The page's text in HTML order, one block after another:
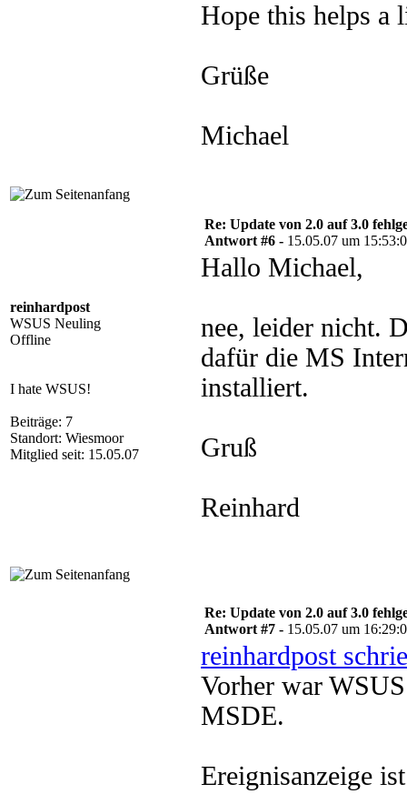
Hope this helps a
Grüße
Michael
reinhardpost
WSUS Neuling
Offline
I hate WSUS!
Beiträge: 7
Standort: Wiesmoor
Mitglied seit: 15.05.07
Re: Update von 2.0 auf 3.0
Antwort #6 - 15.05.07 um
Hallo Michael,
nee, leider nicht.
dafür die MS
installiert.
Gruß
Reinhard
Re: Update von 2.0 auf 3.0
Antwort #7 - 15.05.07 um
reinhardpost
Vorher war
MSDE.
Ereignisanzeige